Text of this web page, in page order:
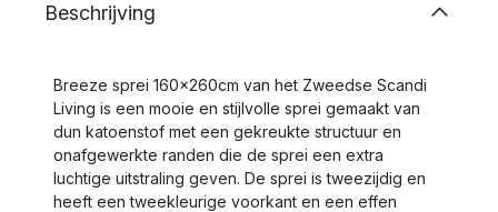
Beschrijving
Breeze sprei 160x260cm van het Zweedse Scandi
Living is een mooie en stijlvolle sprei gemaakt van
dun katoenstof met een gekreukte structuur en
onafgewerkte randen die de sprei een extra
luchtige uitstraling geven. De sprei is tweezijdig en
heeft een tweekleurige voorkant en een effen